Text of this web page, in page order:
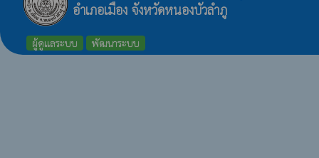
อำเภอเมือง จังหวัดหนองบัวลำภู
ผู้ดูแลระบบ พัฒนาระบบ